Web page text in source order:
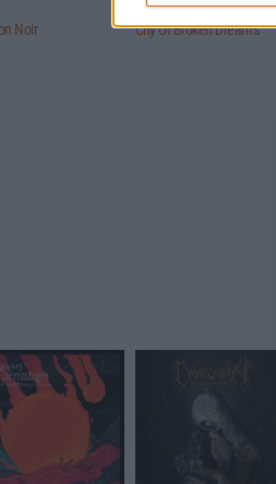
Noir
Imparity
City Of Broken Dreams